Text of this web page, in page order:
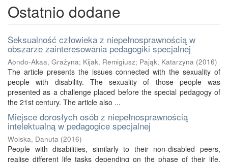
Ostatnio dodane
Seksualność człowieka z niepełnosprawnością w
obszarze zainteresowania pedagogiki specjalnej
Aondo-Akaa, Grażyna; Kijak, Remigiusz; Pająk, Katarzyna (2016)
The article presents the issues connected with the sexuality of
people with disability. The sexuality of those people was
presented as a challenge placed before the special pedagogy of
the 21st century. The article also ...
Miejsce dorosłych osób z niepełnosprawnością
intelektualną w pedagogice specjalnej
Wolska, Danuta (2016)
People with disabilities, similarly to their non-disabled peers,
realise different life tasks depending on the phase of their life.